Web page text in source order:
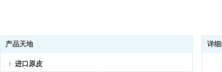
产品天地
进口原皮
详